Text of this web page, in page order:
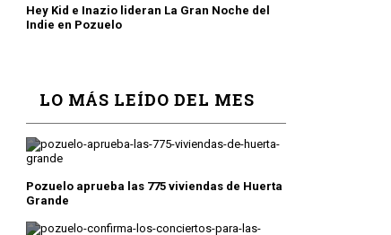
Hey Kid e Inazio lideran La Gran Noche del
Indie en Pozuelo
LO MÁS LEÍDO DEL MES
Pozuelo aprueba las 775 viviendas de Huerta
Grande